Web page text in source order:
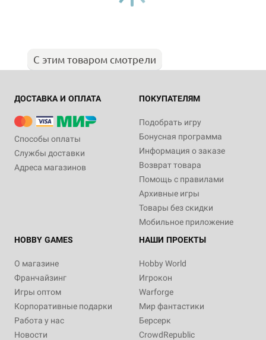
С этим товаром смотрели
ДОСТАВКА И ОПЛАТА
Способы оплаты
Службы доставки
Адреса магазинов
ПОКУПАТЕЛЯМ
Подобрать игру
Бонусная программа
Информация о заказе
Возврат товара
Помощь с правилами
Архивные игры
Товары без скидки
Мобильное приложение
HOBBY GAMES
О магазине
Франчайзинг
Игры оптом
Корпоративные подарки
Работа у нас
Новости
НАШИ ПРОЕКТЫ
Hobby World
Игрокон
Warforge
Мир фантастики
Берсерк
CrowdRepublic